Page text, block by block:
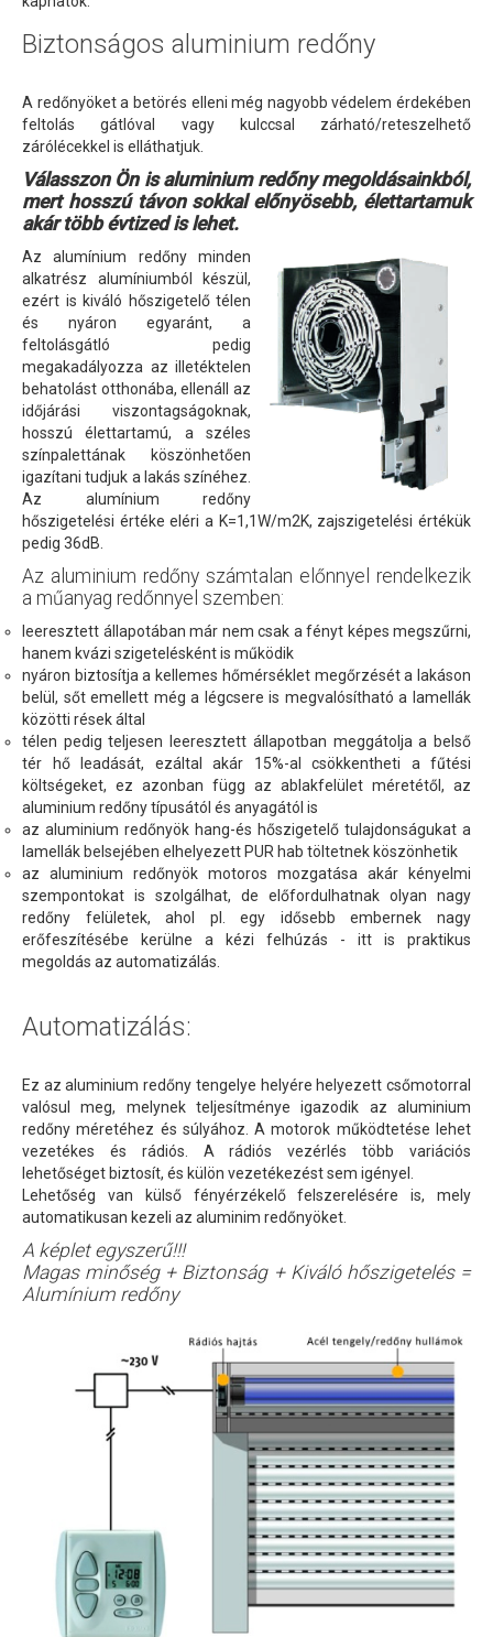
Biztonságos aluminium redőny
A redőnyöket a betörés elleni még nagyobb védelem érdekében
feltolás gátlóval vagy kulccsal zárható/reteszelhető
zárólécekkel is elláthatjuk.
Válasszon Ön is aluminium redőny megoldásainkból,
mert hosszú távon sokkal előnyösebb, élettartamuk
akár több évtized is lehet.
Az alumínium redőny minden
alkatrész alumíniumból készül,
ezért is kiváló hőszigetelő télen
és nyáron egyaránt, a
feltolásgátló pedig
megakadályozza az illetéktelen
behatolást otthonába, ellenáll az
időjárási viszontagságoknak,
hosszú élettartamú, a széles
színpalettának köszönhetően
igazítani tudjuk a lakás színéhez.
Az alumínium redőny
hőszigetelési értéke eléri a K=1,1W/m2K, zajszigetelési értékük
pedig 36dB.
Az aluminium redőny számtalan előnnyel rendelkezik
a műanyag redőnnyel szemben:
leeresztett állapotában már nem csak a fényt képes megszűrni,
hanem kvázi szigetelésként is működik
nyáron biztosítja a kellemes hőmérséklet megőrzését a lakáson
belül, sőt emellett még a légcsere is megvalósítható a lamellák
közötti rések által
télen pedig teljesen leeresztett állapotban meggátolja a belső
tér hő leadását, ezáltal akár 15%-al csökkentheti a fűtési
költségeket, ez azonban függ az ablakfelület méretétől, az
aluminium redőny típusától és anyagától is
az aluminium redőnyök hang-és hőszigetelő tulajdonságukat a
lamellák belsejében elhelyezett PUR hab töltetnek köszönhetik
az aluminium redőnyök motoros mozgatása akár kényelmi
szempontokat is szolgálhat, de előfordulhatnak olyan nagy
redőny felületek, ahol pl. egy idősebb embernek nagy
erőfeszítésébe kerülne a kézi felhúzás - itt is praktikus
megoldás az automatizálás.
Automatizálás:
Ez az aluminium redőny tengelye helyére helyezett csőmotorral
valósul meg, melynek teljesítménye igazodik az aluminium
redőny méretéhez és súlyához. A motorok működtetése lehet
vezetékes és rádiós. A rádiós vezérlés több variációs
lehetőséget biztosít, és külön vezetékezést sem igényel.
Lehetőség van külső fényérzékelő felszerelésére is, mely
automatikusan kezeli az aluminim redőnyöket.
A képlet egyszerű!!!
Magas minőség + Biztonság + Kiváló hőszigetelés =
Alumínium redőny